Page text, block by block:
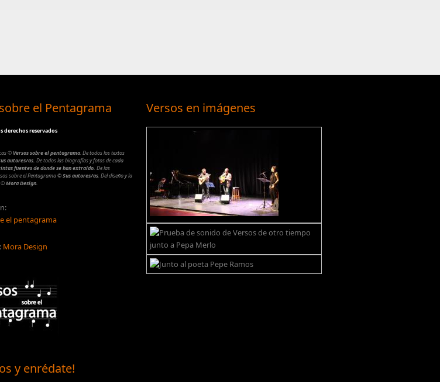
el Pentagrama
derechos reservados
© Versos sobre el pentagrama. De todos los textos
autores/as. De todos las biografías y fotos de cada
fuentes de donde se han extraído. De las
sobre el Pentagrama© Sus autores/as. Del diseño y la
©Mora Design.
el pentagrama
Mora Design
y enrédate!
Versos en imágenes